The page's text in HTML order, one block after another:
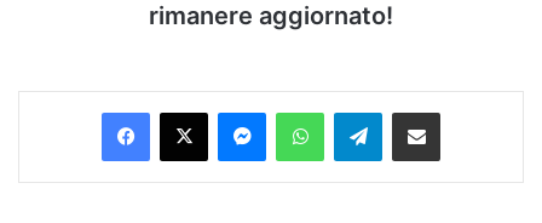
rimanere aggiornato!
Facebook
X MessengerWhatsAppTelegramCondividi via Email